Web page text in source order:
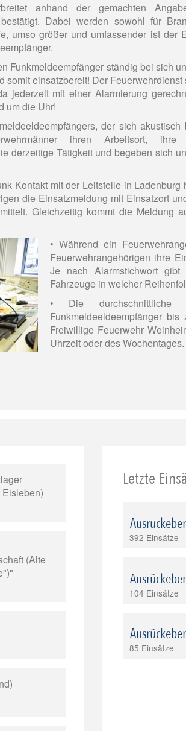
anhand der gemachten
Dabei werden sowohl für
umso größer und umfassender ist
Funkmeldeempfänger ständig bei sich
somit einsatzbereit! Der Feuerwehrdienst
jederzeit mit einer Alarmierung
um die Uhr!
der sich akustisch
ihren Arbeitsort, ihre
derzeitige Tätigkeit und begeben sich
Kontakt mit der Leitstelle in Ladenburg
die Einsatzmeldung mit Einsatzort
Gleichzeitig kommt die Meldung
• Während ein
Feuerwehrangehörigen ihre
Je nach Alarmstichwort
Fahrzeuge in welcher
• Die
Funkmeldeeldeempfänger
Freiwillige Feuerwehr
Uhrzeit oder des Wochentages.
Eisleben)
(Alte
Letzte
392 Einsätze
104 Einsätze
85 Einsätze